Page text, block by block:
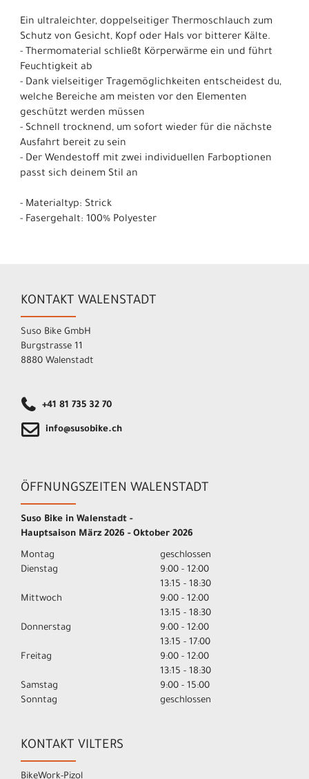
Ein ultraleichter, doppelseitiger Thermoschlauch zum
Schutz von Gesicht, Kopf oder Hals vor bitterer Kälte.
- Thermomaterial schließt Körperwärme ein und führt
Feuchtigkeit ab
- Dank vielseitiger Tragemöglichkeiten entscheidest du,
welche Bereiche am meisten vor den Elementen
geschützt werden müssen
- Schnell trocknend, um sofort wieder für die nächste
Ausfahrt bereit zu sein
- Der Wendestoff mit zwei individuellen Farboptionen
passt sich deinem Stil an
- Materialtyp: Strick
- Fasergehalt: 100% Polyester
KONTAKT WALENSTADT
Suso Bike GmbH
Burgstrasse 11
8880 Walenstadt
+41 81 735 32 70
info@susobike.ch
ÖFFNUNGSZEITEN WALENSTADT
Suso Bike in Walenstadt -
Hauptsaison März 2026 - Oktober 2026
Montag
geschlossen
Dienstag
9:00 - 12:00
13:15 - 18:30
Mittwoch
9:00 - 12:00
13:15 - 18:30
Donnerstag
9:00 - 12:00
13:15 - 17:00
Freitag
9:00 - 12:00
13:15 - 18:30
Samstag
9:00 - 15:00
Sonntag
geschlossen
KONTAKT VILTERS
BikeWork-Pizol